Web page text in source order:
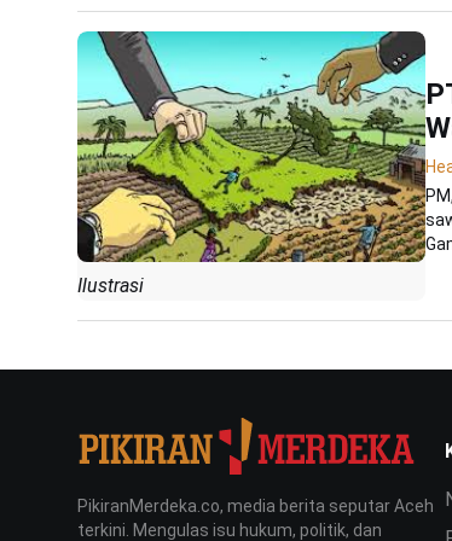
Ilustrasi
PikiranMerdeka.co, media berita seputar Aceh
terkini. Mengulas isu hukum, politik, dan